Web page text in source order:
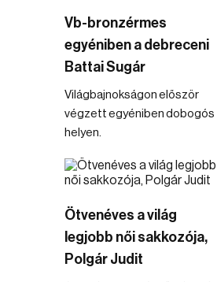
Vb-bronzérmes
egyéniben a debreceni
Battai Sugár
Világbajnokságon először
végzett egyéniben dobogós
helyen.
Ötvenéves a világ
legjobb női sakkozója,
Polgár Judit